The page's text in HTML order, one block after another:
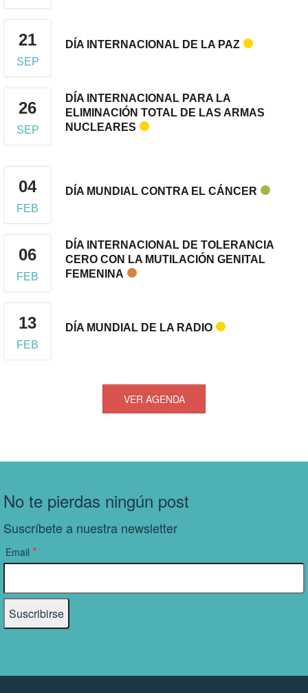
21
SEP
DÍA INTERNACIONAL DE LA PAZ
26
SEP
DÍA INTERNACIONAL PARA LA
ELIMINACIÓN TOTAL DE LAS ARMAS
NUCLEARES
04
FEB
DÍA MUNDIAL CONTRA EL CÁNCER
06
FEB
DÍA INTERNACIONAL DE TOLERANCIA
CERO CON LA MUTILACIÓN GENITAL
FEMENINA
13
FEB
DÍA MUNDIAL DE LA RADIO
VER AGENDA
No te pierdas ningún post
Suscríbete a nuestra newsletter
Email *